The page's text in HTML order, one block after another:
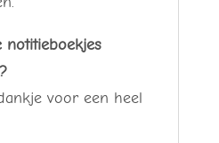
notitieboekjes
voor een heel